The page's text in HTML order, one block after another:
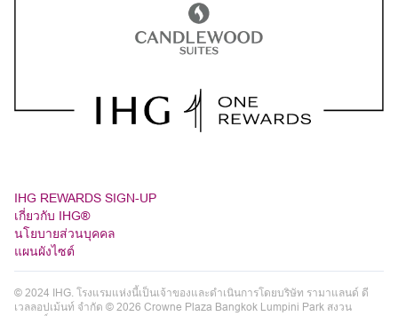
IHG REWARDS SIGN-UP
เกี่ยวกับ IHG®
นโยบายส่วนบุคคล
แผนผังไซต์
© 2024 IHG. โรงแรมแห่งนี้เป็นเจ้าของและดำเนินการโดยบริษัท รามาแลนด์ ดี
เวลลอปเม้นท์ จำกัด © 2026 Crowne Plaza Bangkok Lumpini Park สงวน